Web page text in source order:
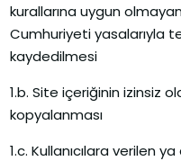
kurallarına uygun
Cumhuriyeti yasalarıyla
kaydedilmesi
1.b. Site içeriğinin izinsiz
kopyalanması
1.c. Kullanıcılara verilen